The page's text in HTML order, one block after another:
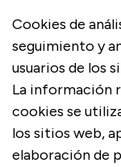
Cookies de
seguimiento y
usuarios de los
La información
cookies se
los sitios web,
elaboración de